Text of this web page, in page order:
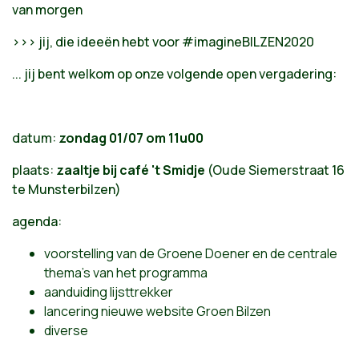
van morgen
>>> jij, die ideeën hebt voor #imagineBILZEN2020
... jij bent welkom op onze volgende open vergadering:
datum: zondag 01/07 om 11u00
plaats: zaaltje bij café 't Smidje (Oude Siemerstraat 16
te Munsterbilzen)
agenda:
voorstelling van de Groene Doener en de centrale
thema's van het programma
aanduiding lijsttrekker
lancering nieuwe website Groen Bilzen
diverse